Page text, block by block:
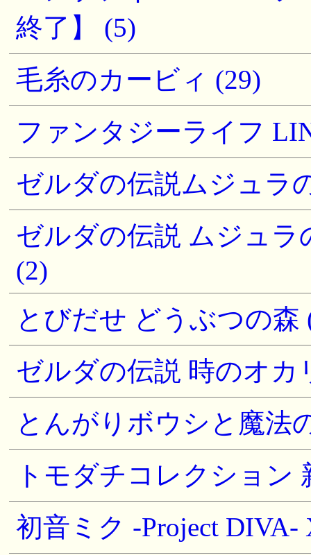
終了】 (5)
毛糸のカービィ (29)
ファンタジーライフ
ゼルダの伝説ムジュラ
ゼルダの伝説 ムジュ
(2)
とびだせ どうぶつの森
ゼルダの伝説 時のオカ
とんがりボウシと魔法
トモダチコレクション
初音ミク -Project DIVA-